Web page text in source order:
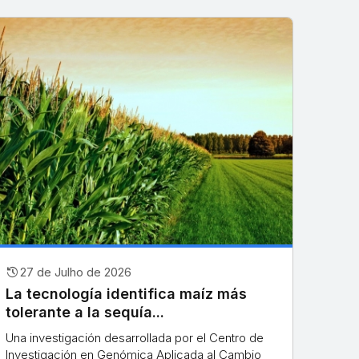
history27 de Julho de 2026
La tecnología identifica maíz más
tolerante a la sequía...
Una investigación desarrollada por el Centro de
Investigación en Genómica Aplicada al Cambio